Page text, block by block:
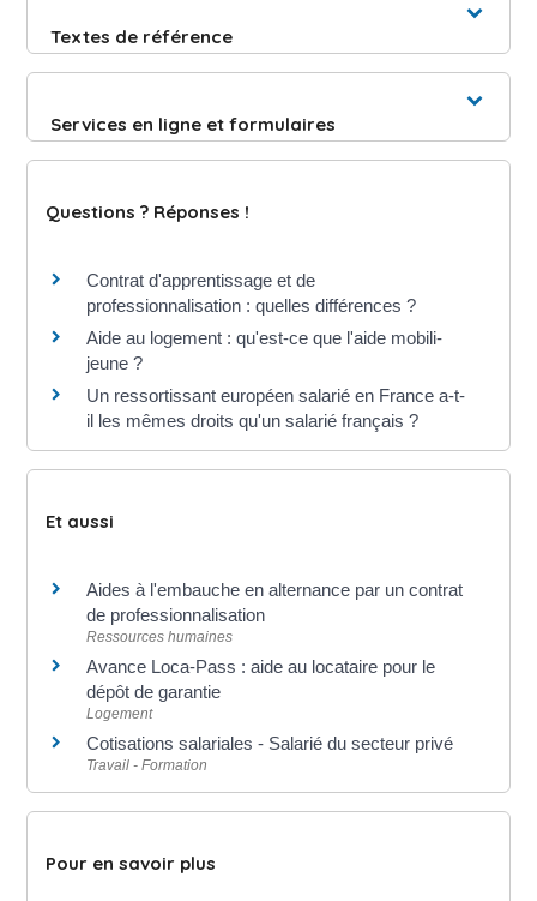
Textes de référence
Services en ligne et formulaires
Questions ? Réponses !
Contrat d'apprentissage et de
professionnalisation : quelles différences ?
Aide au logement : qu'est-ce que l'aide mobili-
jeune ?
Un ressortissant européen salarié en France a-t-
il les mêmes droits qu'un salarié français ?
Et aussi
Aides à l'embauche en alternance par un contrat
de professionnalisation
Ressources humaines
Avance Loca-Pass : aide au locataire pour le
dépôt de garantie
Logement
Cotisations salariales - Salarié du secteur privé
Travail - Formation
Pour en savoir plus